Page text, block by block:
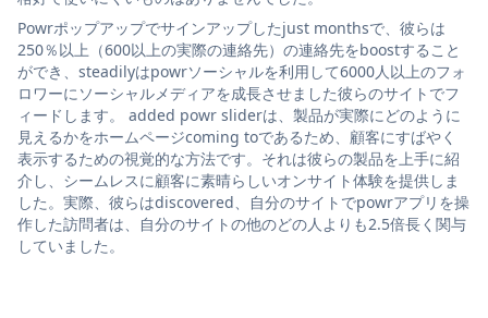
Powrポップアップでサインアップしたjust monthsで、彼らは
250％以上（600以上の実際の連絡先）の連絡先をboostすること
ができ、steadilyはpowrソーシャルを利用して6000人以上のフォ
ロワーにソーシャルメディアを成長させました彼らのサイトでフ
ィードします。 added powr sliderは、製品が実際にどのように
見えるかをホームページcoming toであるため、顧客にすばやく
表示するための視覚的な方法です。それは彼らの製品を上手に紹
介し、シームレスに顧客に素晴らしいオンサイト体験を提供しま
した。実際、彼らはdiscovered、自分のサイトでpowrアプリを操
作した訪問者は、自分のサイトの他のどの人よりも2.5倍長く関与
していました。